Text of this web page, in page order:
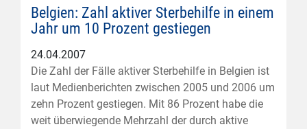
Belgien: Zahl aktiver Sterbehilfe in einem
Jahr um 10 Prozent gestiegen
24.04.2007
Die Zahl der Fälle aktiver Sterbehilfe in Belgien ist
laut Medienberichten zwischen 2005 und 2006 um
zehn Prozent gestiegen. Mit 86 Prozent habe die
weit überwiegende Mehrzahl der durch aktive